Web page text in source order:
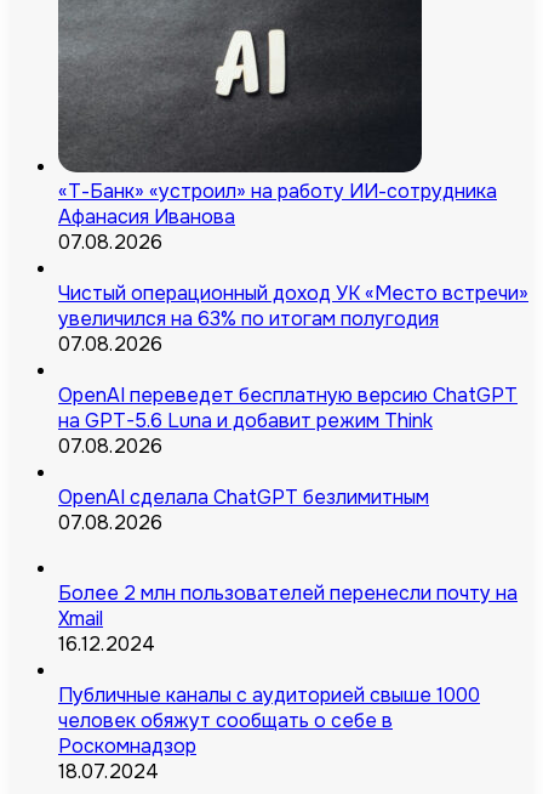
«Т-Банк» «устроил» на работу ИИ-сотрудника
Афанасия Иванова
07.08.2026
Чистый операционный доход УК «Место встречи»
увеличился на 63% по итогам полугодия
07.08.2026
OpenAI переведет бесплатную версию ChatGPT
на GPT-5.6 Luna и добавит режим Think
07.08.2026
OpenAI сделала ChatGPT безлимитным
07.08.2026
Более 2 млн пользователей перенесли почту на
Xmail
16.12.2024
Публичные каналы с аудиторией свыше 1000
человек обяжут сообщать о себе в
Роскомнадзор
18.07.2024